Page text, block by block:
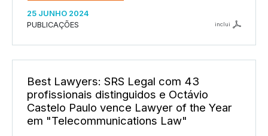
25 JUNHO 2024
PUBLICAÇÕES
inclui
Best Lawyers: SRS Legal com 43
profissionais distinguidos e Octávio
Castelo Paulo vence Lawyer of the Year
em "Telecommunications Law"